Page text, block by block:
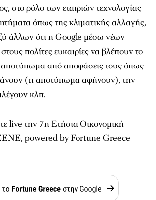
στο ρόλο των εταιριών τεχνολογίας
όπως της κλιματικής αλλαγής,
άλλων ότι η Google μέσω νέων
πολίτες ευκαιρίες να βλέπουν το
αποτύπωμα από αποφάσεις τους όπως
(τι αποτύπωμα αφήνουν), την
κλπ.
live την 7η Ετήσια Οικονομική
powered by Fortune Greece